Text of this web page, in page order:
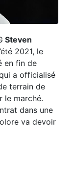
Steven
2021, le
en fin de
a officialisé
terrain de
le marché.
dans une
va devoir